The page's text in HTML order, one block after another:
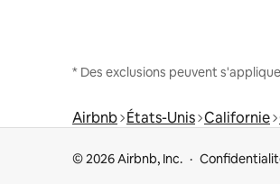
* Des exclusions peuvent
Airbnb États-Unis Californie
© 2026 Airbnb, Inc.